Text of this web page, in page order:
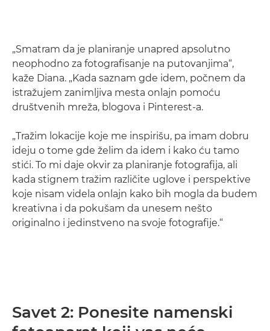
„Smatram da je planiranje unapred apsolutno
neophodno za fotografisanje na putovanjima“,
kaže Diana. „Kada saznam gde idem, počnem da
istražujem zanimljiva mesta onlajn pomoću
društvenih mreža, blogova i Pinterest-a.
„Tražim lokacije koje me inspirišu, pa imam dobru
ideju o tome gde želim da idem i kako ću tamo
stići. To mi daje okvir za planiranje fotografija, ali
kada stignem tražim različite uglove i perspektive
koje nisam videla onlajn kako bih mogla da budem
kreativna i da pokušam da unesem nešto
originalno i jedinstveno na svoje fotografije.“
Savet 2: Ponesite namenski